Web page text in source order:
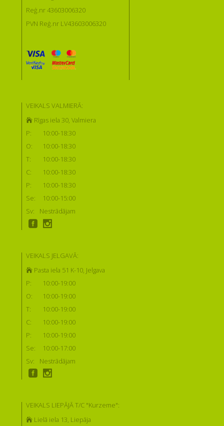
Reģ.nr 43603006320
PVN Reģ.nr LV43603006320
VEIKALS VALMIERĀ:
Rīgas iela 30, Valmiera
P:
10:00-18:30
O:
10:00-18:30
T:
10:00-18:30
C:
10:00-18:30
P:
10:00-18:30
Se:
10:00-15:00
Sv:
Nestrādājam
VEIKALS JELGAVĀ:
Pasta iela 51 K-10, Jelgava
P:
10:00-19:00
O:
10:00-19:00
T:
10:00-19:00
C:
10:00-19:00
P:
10:00-19:00
Se:
10:00-17:00
Sv:
Nestrādājam
VEIKALS LIEPĀJĀ T/C "Kurzeme":
Lielā iela 13, Liepāja